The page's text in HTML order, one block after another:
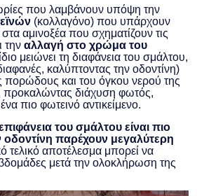
που λαμβάνουν υπόψη την
(κολλαγόνο) που υπάρχουν
αμινοξέα που σχηματίζουν τις
την αλλαγή στο χρώμα του
μειώνει τη διαφάνεια του σμάλτου,
καλύπτοντας την οδοντίνη)
πορώδους και του όγκου νερού της
προκαλώντας διάχυση φωτός,
πιο φωτεινό αντικείμενο.
του σμάλτου είναι πιο
οδοντίνη παρέχουν μεγαλύτερη
τελικό αποτέλεσμα μπορεί να
μετά την ολοκλήρωση της